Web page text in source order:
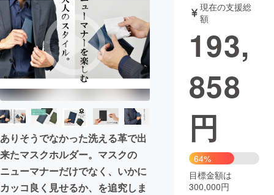
テクノロジー・ガジェット
映像・映画 書籍・雑誌
ビジネス・起業 チャレンジ
まちづくり・地域活性化
CAMPFIRE for Social Good
CAMPFIRE Creation
CAMPFIREふるさと納税machi-ya コミュニティ
ありそうでなかった洗える革で出
来たマスクホルダー。マスクの
ニューマナーだけでなく、いかに
カッコ良く見せるか、を追究しま
現在の支援総
額
193,
858
円
64%
目標金額は
300,000円